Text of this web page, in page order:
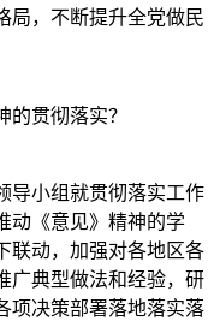
局，不断提升全党做民
贯彻落实？
导小组就贯彻落实工作
动《意见》精神的学
联动，加强对各地区各
广典型做法和经验，研
项决策部署落地落实落